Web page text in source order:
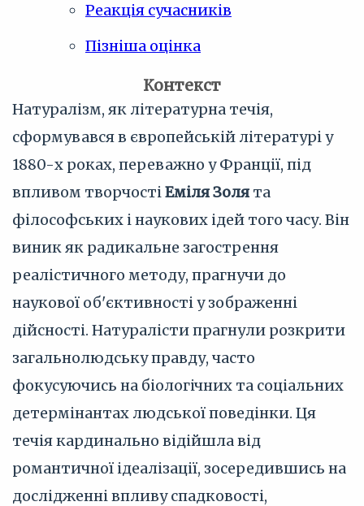
Реакція сучасників
Пізніша оцінка
Контекст
Натуралізм, як літературна течія,
сформувався в європейській літературі у
1880-х роках, переважно у Франції, під
впливом творчостіЕміля Золя та
філософських і наукових ідей того часу. Він
виник як радикальне загострення
реалістичного методу, прагнучи до
наукової об'єктивності у зображенні
дійсності. Натуралісти прагнули розкрити
загальнолюдську правду, часто
фокусуючись на біологічних та соціальних
детермінантах людської поведінки. Ця
течія кардинально відійшла від
романтичної ідеалізації, зосередившись на
дослідженні впливу спадковості,